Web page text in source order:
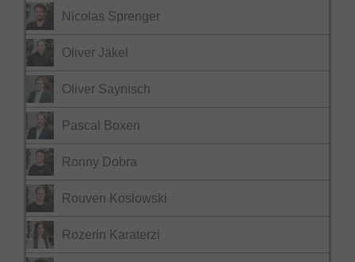
Nicolas Sprenger
Oliver Jäkel
Oliver Saynisch
Pascal Boxen
Ronny Dobra
Rouven Koslowski
Rozerin Karaterzi